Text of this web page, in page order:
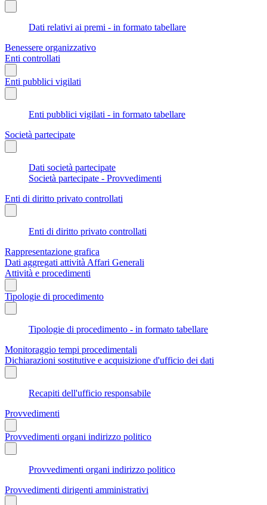
Dati relativi ai premi - in formato tabellare
Benessere organizzativo
Enti controllati
Enti pubblici vigilati
Enti pubblici vigilati - in formato tabellare
Società partecipate
Dati società partecipate
Società partecipate - Provvedimenti
Enti di diritto privato controllati
Enti di diritto privato controllati
Rappresentazione grafica
Dati aggregati attività Affari Generali
Attività e procedimenti
Tipologie di procedimento
Tipologie di procedimento - in formato tabellare
Monitoraggio tempi procedimentali
Dichiarazioni sostitutive e acquisizione d'ufficio dei dati
Recapiti dell'ufficio responsabile
Provvedimenti
Provvedimenti organi indirizzo politico
Provvedimenti organi indirizzo politico
Provvedimenti dirigenti amministrativi